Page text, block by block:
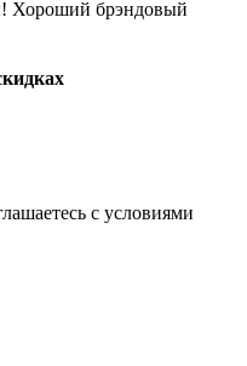
Хороший брэндовый
с условиями